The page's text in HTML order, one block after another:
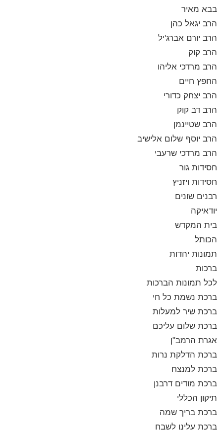
בבא מאיר
הרב יגאל כהן
הרב יורם אברג'יל
הרב קוק
הרב מרדכי אליהו
החפץ חיים
הרב יצחק כדורי
הרב דב קוק
הרב שטיינמן
הרב יוסף שלום אלישיב
הרב מרדכי שרעבי
חסידות גור
חסידות ויזניץ
רבנים שונים
יודאיקה
בית המקדש
הכותל
תמונות יהדות
ברכות
לכל תמונות הברכות
ברכת נשמת כל חי
ברכת שיר למעלות
ברכת שלום עליכם
אגרת הרמב"ן
ברכת הדלקת נרות
ברכת למנצח
ברכת מודים דרבנן
תיקון הכללי
ברכת בריך שמה
ברכת עלינו לשבח